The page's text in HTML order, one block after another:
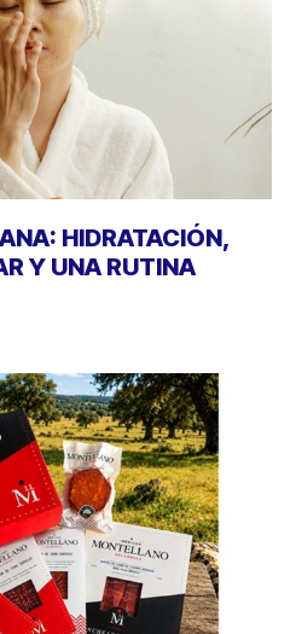
HIDRATACIÓN,
Y UNA RUTINA